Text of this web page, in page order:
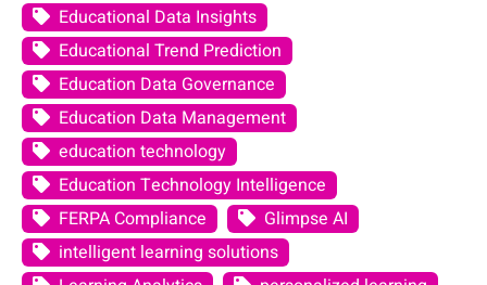
Educational Data Insights
Educational Trend Prediction
Education Data Governance
Education Data Management
education technology
Education Technology Intelligence
FERPA Compliance
Glimpse AI
intelligent learning solutions